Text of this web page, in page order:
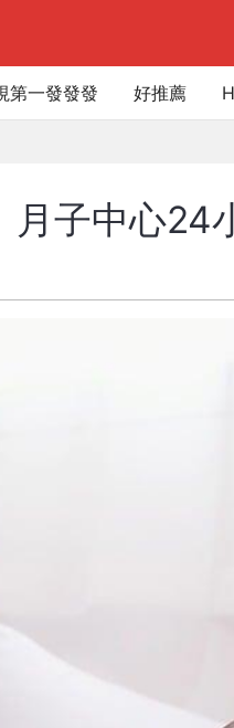
第一發發發 好推薦
月子中心24